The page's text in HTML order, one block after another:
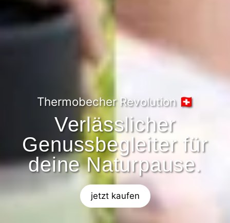
Thermobecher Revolution 🇨🇭
Verlässlicher
Genussbegleiter für
deine Naturpause.
jetzt kaufen